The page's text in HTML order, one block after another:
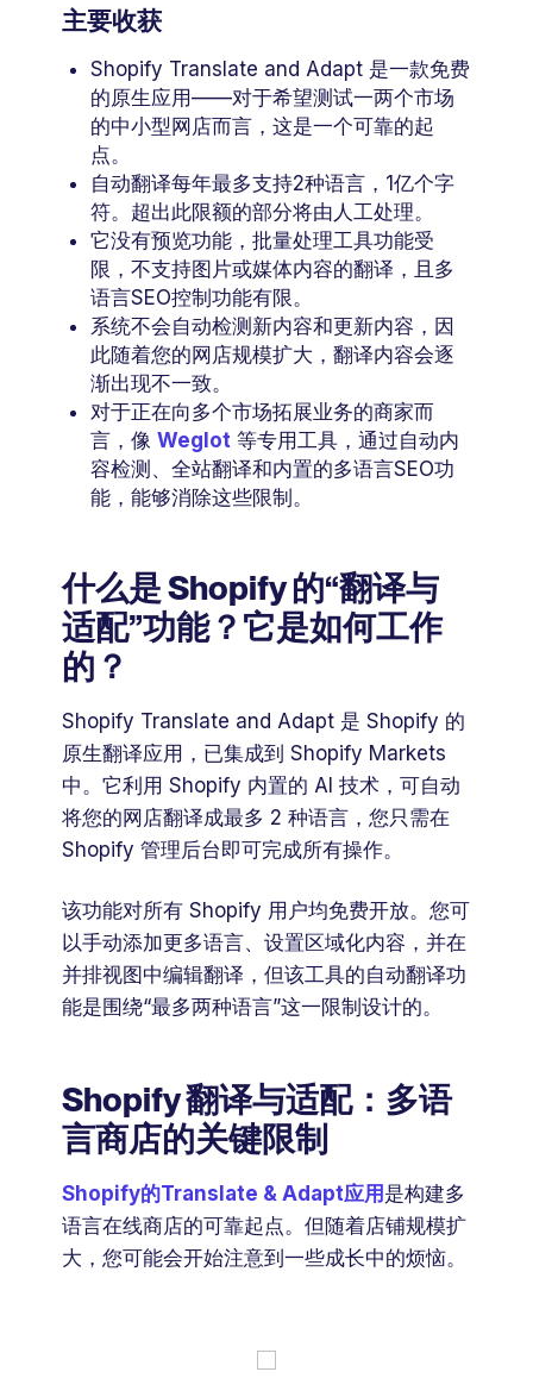
主要收获
Shopify Translate and Adapt 是一款免费
的原生应用——对于希望测试一两个市场
的中小型网店而言，这是一个可靠的起
点。
自动翻译每年最多支持2种语言，1亿个字
符。超出此限额的部分将由人工处理。
它没有预览功能，批量处理工具功能受
限，不支持图片或媒体内容的翻译，且多
语言SEO控制功能有限。
系统不会自动检测新内容和更新内容，因
此随着您的网店规模扩大，翻译内容会逐
渐出现不一致。
对于正在向多个市场拓展业务的商家而
言，像 Weglot 等专用工具，通过自动内
容检测、全站翻译和内置的多语言SEO功
能，能够消除这些限制。
什么是 Shopify 的“翻译与
适配”功能？它是如何工作
的？
Shopify Translate and Adapt 是 Shopify 的
原生翻译应用，已集成到 Shopify Markets
中。它利用 Shopify 内置的 AI 技术，可自动
将您的网店翻译成最多 2 种语言，您只需在
Shopify 管理后台即可完成所有操作。
该功能对所有 Shopify 用户均免费开放。您可
以手动添加更多语言、设置区域化内容，并在
并排视图中编辑翻译，但该工具的自动翻译功
能是围绕“最多两种语言”这一限制设计的。
Shopify 翻译与适配：多语
言商店的关键限制
Shopify的Translate & Adapt应用 是构建多
语言在线商店的可靠起点。但随着店铺规模扩
大，您可能会开始注意到一些成长中的烦恼。